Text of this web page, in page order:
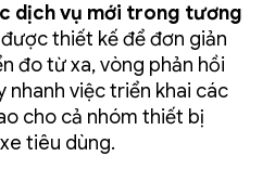
dịch vụ mới trong tương
thiết kế để đơn giản
đo từ xa, vòng phản hồi
nhanh việc triển khai các
cho cả nhóm thiết bị
tiêu dùng.